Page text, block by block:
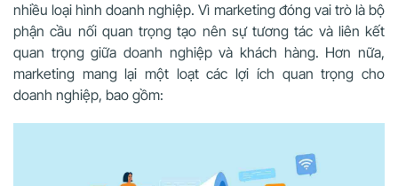
nhiều loại hình doanh nghiệp. Vì marketing đóng vai trò là bộ
phận cầu nối quan trọng tạo nên sự tương tác và liên kết
quan trọng giữa doanh nghiệp và khách hàng. Hơn nữa,
marketing mang lại một loạt các lợi ích quan trọng cho
doanh nghiệp, bao gồm: